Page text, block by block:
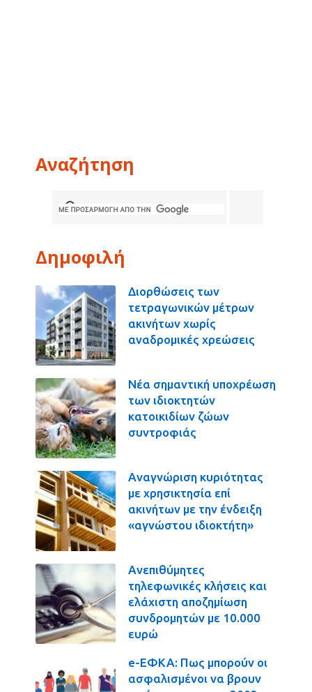
Αναζήτηση
Δημοφιλή
Διορθώσεις των
τετραγωνικών μέτρων
ακινήτων χωρίς
αναδρομικές χρεώσεις
Νέα σημαντική υποχρέωση
των ιδιοκτητών
κατοικιδίων ζώων
συντροφιάς
Αναγνώριση κυριότητας
με χρησικτησία επί
ακινήτων με την ένδειξη
«αγνώστου ιδιοκτήτη»
Ανεπιθύμητες
τηλεφωνικές κλήσεις και
ελάχιστη αποζημίωση
συνδρομητών με 10.000
ευρώ
e-ΕΦΚΑ: Πως μπορούν οι
ασφαλισμένοι να βρουν